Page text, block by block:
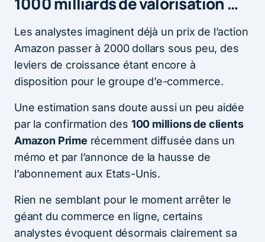
Les analystes imaginent déjà un prix de l’action
Amazon passer à 2000 dollars sous peu, des
leviers de croissance étant encore à
disposition pour le groupe d’e-commerce.
Une estimation sans doute aussi un peu aidée
par la confirmation des 100 millions de clients
Amazon Prime récemment diffusée dans un
mémo et par l’annonce de la hausse de
l’abonnement aux Etats-Unis.
Rien ne semblant pour le moment arrêter le
géant du commerce en ligne, certains
analystes évoquent désormais clairement sa